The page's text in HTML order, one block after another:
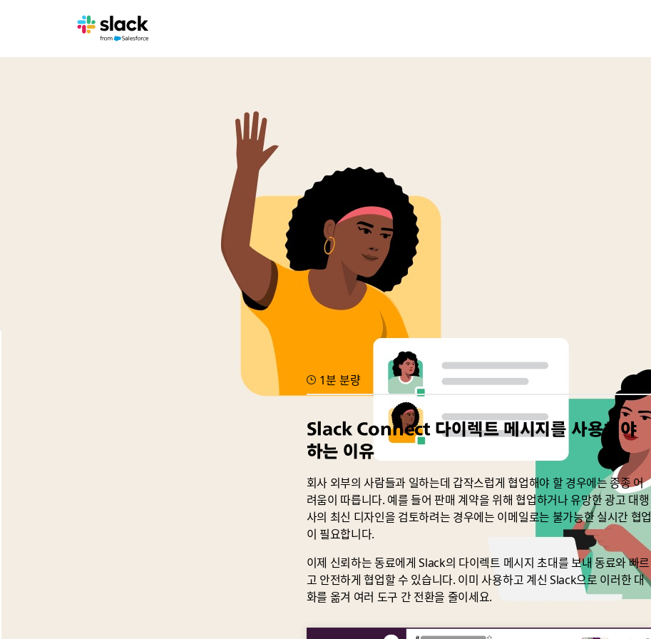
1분 분량
Slack Connect 다이렉트 메시지를 사용해야
하는 이유
회사 외부의 사람들과 일하는데 갑작스럽게 협업해야 할 경우에는 종종 어
려움이 따릅니다. 예를 들어 판매 계약을 위해 협업하거나 유망한 광고 대행
사의 최신 디자인을 검토하려는 경우에는 이메일로는 불가능한 실시간 협업
이 필요합니다.
이제 신뢰하는 동료에게 Slack의 다이렉트 메시지 초대를 보내 동료와 빠르
고 안전하게 협업할 수 있습니다. 이미 사용하고 계신 Slack으로 이러한 대
화를 옮겨 여러 도구 간 전환을 줄이세요.